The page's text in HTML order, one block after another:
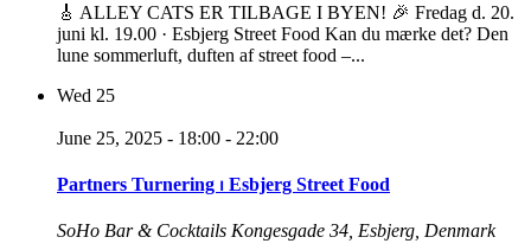
🎸 ALLEY CATS ER TILBAGE I BYEN! 🎉 Fredag d. 20.
juni kl. 19.00 · Esbjerg Street Food Kan du mærke det? Den
lune sommerluft, duften af street food –...
Wed 25
June 25, 2025 - 18:00 - 22:00
Partners Turnering ⏐ Esbjerg Street Food
SoHo Bar & Cocktails Kongesgade 34, Esbjerg, Denmark